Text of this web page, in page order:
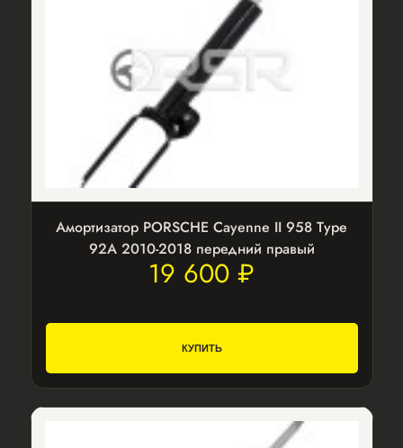
Амортизатор PORSCHE Cayenne II 958 Type
92A 2010-2018 передний правый
19 600 ₽
КУПИТЬ